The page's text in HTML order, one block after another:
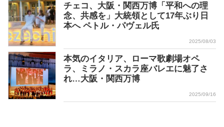
チェコ、大阪・関西万博「平和への理
念、共感を」大統領として17年ぶり日
本へ ペトル・パヴェル氏
2025/08/03
本気のイタリア、ローマ歌劇場オペ
ラ、ミラノ・スカラ座バレエに魅了さ
れ…大阪・関西万博
2025/09/16